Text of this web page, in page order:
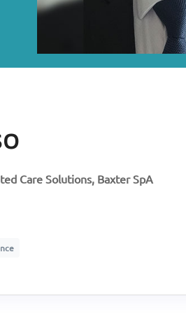
Care Solutions, Baxter SpA